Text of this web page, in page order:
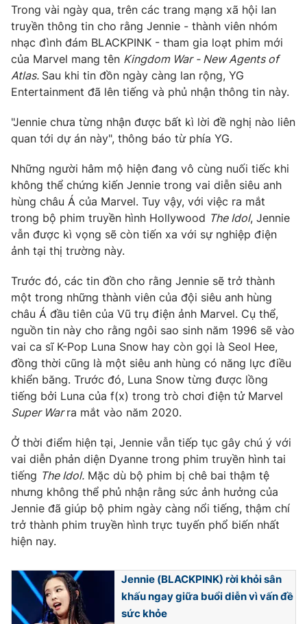
Câu chuyện quốc tế
Thị trường
Góc doanh nghiệp
Dữ liệu và đời sống
Truyền hình
Phim VTV
Hậu trường
Nhân vật
Giải sao mai
Giải trí
Âm nhạc
Sao
Đời sống
Làm đẹp
Chất lượng cuộc sống
Giáo dục
Tuyển sinh
Học trực tuyến
Công nghệ
Hitech Công nghệ tương lai
Sản phẩm
Thị trường
Tư vấn
Giao lưu trực tuyến
Lịch phát sóng
Chuyên mục khác
Emagazine Podcast
Photo Infographic
Video Shorts video
VTV Money VTV Thể thao
VTV Sức khoẻ Bất động sản
VTV4 Vươn mình bằng AI
Trong vài ngày qua, trên các trang mạng xã hội lan
truyền thông tin cho rằng Jennie - thành viên nhóm
nhạc đình đám BLACKPINK - tham gia loạt phim mới
của Marvel mang tên Kingdom War - New Agents of
Atlas. Sau khi tin đồn ngày càng lan rộng, YG
Entertainment đã lên tiếng và phủ nhận thông tin này.
"Jennie chưa từng nhận được bất kì lời đề nghị nào liên
quan tới dự án này", thông báo từ phía YG.
Những người hâm mộ hiện đang vô cùng nuối tiếc khi
không thể chứng kiến Jennie trong vai diễn siêu anh
hùng châu Á của Marvel. Tuy vậy, với việc ra mắt
trong bộ phim truyền hình Hollywood The Idol, Jennie
vẫn được kì vọng sẽ còn tiến xa với sự nghiệp điện
ảnh tại thị trường này.
Trước đó, các tin đồn cho rằng Jennie sẽ trở thành
một trong những thành viên của đội siêu anh hùng
châu Á đầu tiên của Vũ trụ điện ảnh Marvel. Cụ thể,
nguồn tin này cho rằng ngôi sao sinh năm 1996 sẽ vào
vai ca sĩ K-Pop Luna Snow hay còn gọi là Seol Hee,
đồng thời cũng là một siêu anh hùng có năng lực điều
khiển băng. Trước đó, Luna Snow từng được lồng
tiếng bởi Luna của f(x) trong trò chơi điện tử Marvel
Super Warra mắt vào năm 2020.
Ở thời điểm hiện tại, Jennie vẫn tiếp tục gây chú ý với
vai diễn phản diện Dyanne trong phim truyền hình tai
tiếng The Idol. Mặc dù bộ phim bị chê bai thậm tệ
nhưng không thể phủ nhận rằng sức ảnh hưởng của
Jennie đã giúp bộ phim ngày càng nổi tiếng, thậm chí
trở thành phim truyền hình trực tuyến phổ biến nhất
hiện nay.
Jennie (BLACKPINK) rời khỏi sân
khấu ngay giữa buổi diễn vì vấn đề
sức khỏe